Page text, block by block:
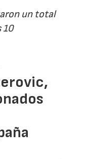
un total
10